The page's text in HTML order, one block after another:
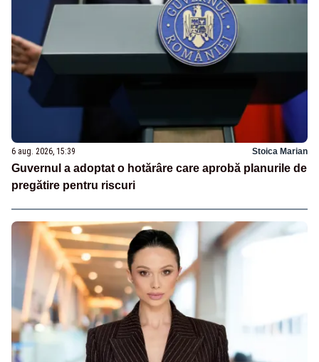
6 aug. 2026, 15:39 Stoica Marian
Guvernul a adoptat o hotărâre care aprobă planurile de
pregătire pentru riscuri